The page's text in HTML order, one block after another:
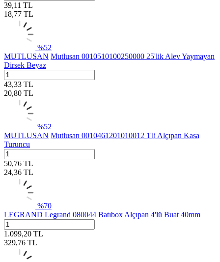
39,11 TL
18,77 TL
%52
MUTLUSAN Mutlusan 0010510100250000 25'lik Alev Yaymayan
Dirsek Beyaz
43,33 TL
20,80 TL
%52
MUTLUSAN Mutlusan 0010461201010012 1'li Alçıpan Kasa
Turuncu
50,76 TL
24,36 TL
%70
LEGRAND Legrand 080044 Batıbox Alçıpan 4'lü Buat 40mm
1.099,20 TL
329,76 TL